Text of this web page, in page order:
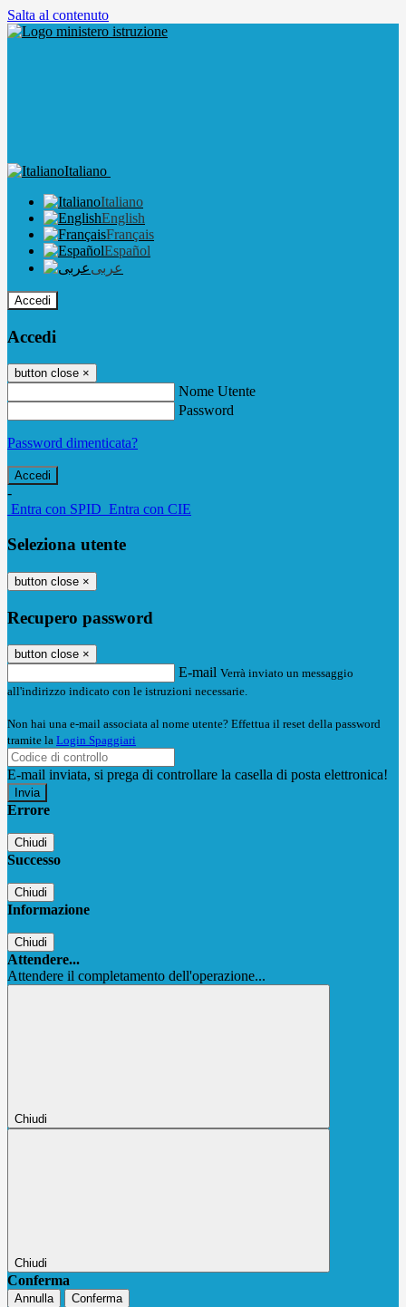
Salta al contenuto
Italiano
Italiano
English
Français
Español
عربى
Accedi
Accedi
button close ×
Nome Utente
Password
Password dimenticata?
-
Entra con SPID Entra con CIE
Seleziona utente
button close ×
Recupero password
button close ×
E-mail Verrà inviato un messaggio
all'indirizzo indicato con le istruzioni necessarie.
Non hai una e-mail associata al nome utente? Effettua il reset della password
tramite la Login Spaggiari
E-mail inviata, si prega di controllare la casella di posta elettronica!
Errore
Chiudi
Successo
Chiudi
Informazione
Chiudi
Attendere...
Attendere il completamento dell'operazione...
Chiudi
Chiudi
Conferma
Annulla Conferma